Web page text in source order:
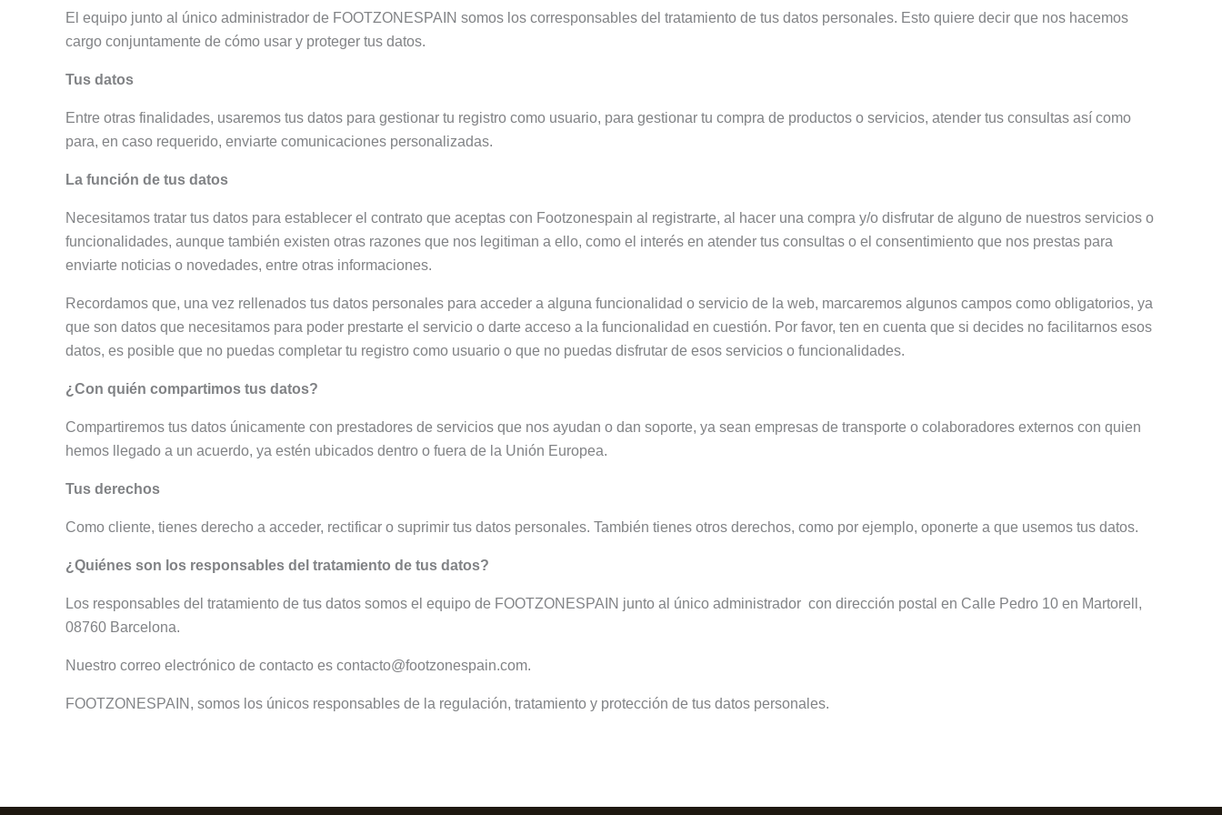
El equipo junto al único administrador de FOOTZONESPAIN somos los corresponsables del tratamiento de tus datos personales. Esto quiere decir que nos hacemos
cargo conjuntamente de cómo usar y proteger tus datos.
Tus datos
Entre otras finalidades, usaremos tus datos para gestionar tu registro como usuario, para gestionar tu compra de productos o servicios, atender tus consultas así como
para, en caso requerido, enviarte comunicaciones personalizadas.
La función de tus datos
Necesitamos tratar tus datos para establecer el contrato que aceptas con Footzonespain al registrarte, al hacer una compra y/o disfrutar de alguno de nuestros servicios o
funcionalidades, aunque también existen otras razones que nos legitiman a ello, como el interés en atender tus consultas o el consentimiento que nos prestas para
enviarte noticias o novedades, entre otras informaciones.
Recordamos que, una vez rellenados tus datos personales para acceder a alguna funcionalidad o servicio de la web, marcaremos algunos campos como obligatorios, ya
que son datos que necesitamos para poder prestarte el servicio o darte acceso a la funcionalidad en cuestión. Por favor, ten en cuenta que si decides no facilitarnos esos
datos, es posible que no puedas completar tu registro como usuario o que no puedas disfrutar de esos servicios o funcionalidades.
¿Con quién compartimos tus datos?
Compartiremos tus datos únicamente con prestadores de servicios que nos ayudan o dan soporte, ya sean empresas de transporte o colaboradores externos con quien
hemos llegado a un acuerdo, ya estén ubicados dentro o fuera de la Unión Europea.
Tus derechos
Como cliente, tienes derecho a acceder, rectificar o suprimir tus datos personales. También tienes otros derechos, como por ejemplo, oponerte a que usemos tus datos.
¿Quiénes son los responsables del tratamiento de tus datos?
Los responsables del tratamiento de tus datos somos el equipo de FOOTZONESPAIN junto al único administrador con dirección postal en Calle Pedro 10 en Martorell,
08760 Barcelona.
Nuestro correo electrónico de contacto es contacto@footzonespain.com.
FOOTZONESPAIN, somos los únicos responsables de la regulación, tratamiento y protección de tus datos personales.